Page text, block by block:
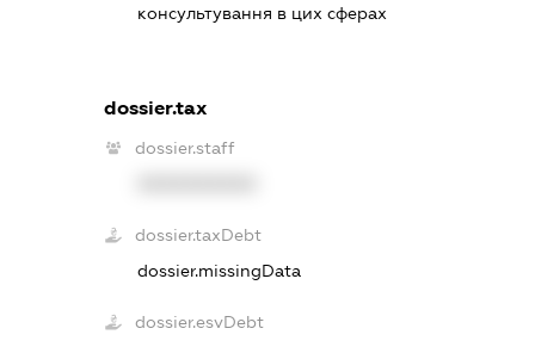
консультування в цих сферах
dossier.tax
dossier.staff
dossier.taxDebt
dossier.missingData
dossier.esvDebt